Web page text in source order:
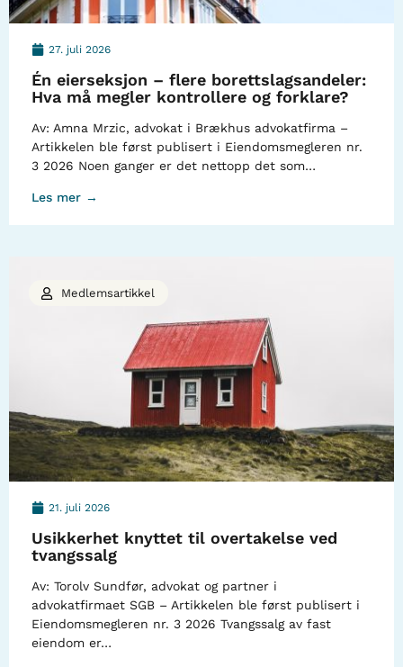
27. juli 2026
Én eierseksjon – flere borettslagsandeler:
Hva må megler kontrollere og forklare?
Av: Amna Mrzic, advokat i Brækhus advokatfirma –
Artikkelen ble først publisert i Eiendomsmegleren nr.
3 2026 Noen ganger er det nettopp det som…
Les mer →
21. juli 2026
Usikkerhet knyttet til overtakelse ved
tvangssalg
Av: Torolv Sundfør, advokat og partner i
advokatfirmaet SGB – Artikkelen ble først publisert i
Eiendomsmegleren nr. 3 2026 Tvangssalg av fast
eiendom er…
Medlemsartikkel